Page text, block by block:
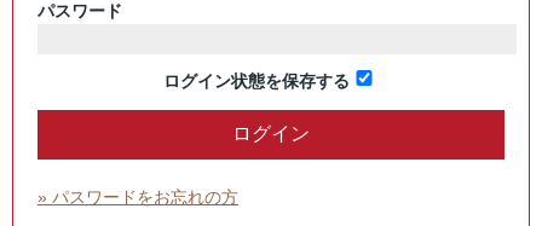
パスワード
ログイン状態を保存する
» パスワードをお忘れの方